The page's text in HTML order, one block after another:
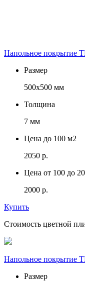
Напольное покрытие
Размер
500х500 мм
Толщина
7 мм
Цена до 100 м2
2050 р.
Цена от 100 до
2000 р.
Купить
Стоимость цветной
Напольное покрытие
Размер